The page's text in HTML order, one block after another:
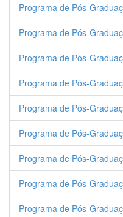
Programa de Pós-
Programa de Pós-
Programa de Pós-
Programa de Pós-
Programa de Pós-
Programa de Pós-
Programa de Pós-
Programa de Pós-
Programa de Pós-